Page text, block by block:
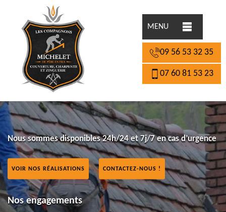
MENU
09 56 53 32 35
07 60 81 53 23
Nous sommes disponibles 24h/24 et 7j/7 en cas d’urgence
VOIR NOS RÉALISATIONS CONTACTEZ-NOUS !
Nos engagements